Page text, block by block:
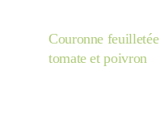
Couronne feuilletée
tomate et poivron